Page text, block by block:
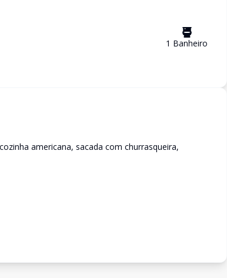
1 Banheiro
americana, sacada com churrasqueira,